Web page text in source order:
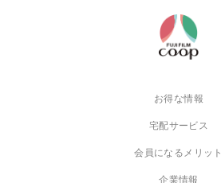
お得な情報
宅配サービス
会員になるメリット
企業情報